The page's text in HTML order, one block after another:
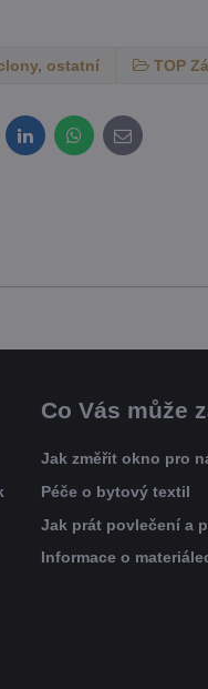
ostatní TOP
LinkedInWhatsApp
E-
mail
Co Vás může
Jak změřit okno pro
Péče o bytový textil
Jak prát povlečení a
Informace o